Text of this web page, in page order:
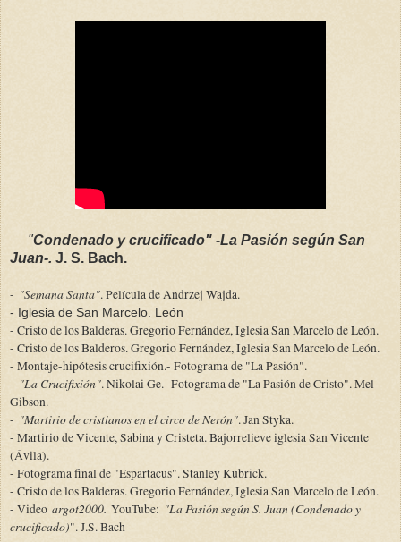
"Condenado y crucificado" -La Pasión según San
Juan-. J. S. Bach.
- "Semana Santa". Película de Andrzej Wajda.
- Iglesia de San Marcelo. León
- Cristo de los Balderas. Gregorio Fernández, Iglesia San Marcelo de León.
- Cristo de los Balderos. Gregorio Fernández, Iglesia San Marcelo de León.
- Montaje-hipótesis crucifixión.- Fotograma de "La Pasión".
- "La Crucifixión". Nikolai Ge.- Fotograma de "La Pasión de Cristo". Mel
Gibson.
- "Martirio de cristianos en el circo de Nerón". Jan Styka.
- Martirio de Vicente, Sabina y Cristeta. Bajorrelieve iglesia San Vicente
(Ávila).
- Fotograma final de "Espartacus". Stanley Kubrick.
- Cristo de los Balderas. Gregorio Fernández, Iglesia San Marcelo de León.
- Video argot2000. YouTube: "La Pasión según S. Juan (Condenado y
crucificado)". J.S. Bach